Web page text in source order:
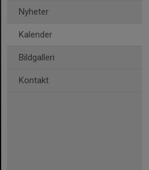
Nyheter
Kalender
Bildgalleri
Kontakt